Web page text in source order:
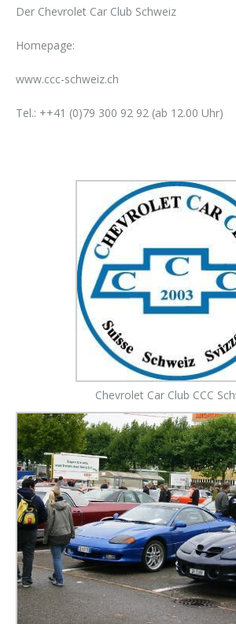
Der Chevrolet Car Club Schweiz
Homepage:
www.ccc-schweiz.ch
Tel.: ++41 (0)79 300 92 92 (ab 12.00 Uhr)
Chevrolet Car Club CCC